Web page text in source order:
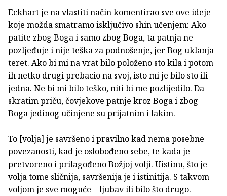
Eckhart je na vlastiti način komentirao sve ove ideje
koje možda smatramo isključivo shin učenjem: Ako
patite zbog Boga i samo zbog Boga, ta patnja ne
pozljeđuje i nije teška za podnošenje, jer Bog uklanja
teret. Ako bi mi na vrat bilo položeno sto kila i potom
ih netko drugi prebacio na svoj, isto mi je bilo sto ili
jedna. Ne bi mi bilo teško, niti bi me pozlijedilo. Da
skratim priču, čovjekove patnje kroz Boga i zbog
Boga jedinog učinjene su prijatnim i lakim.
To [volja] je savršeno i pravilno kad nema posebne
povezanosti, kad je oslobođeno sebe, te kada je
pretvoreno i prilagođeno Božjoj volji. Uistinu, što je
volja tome sličnija, savršenija je i istinitija. S takvom
voljom je sve moguće – ljubav ili bilo što drugo.